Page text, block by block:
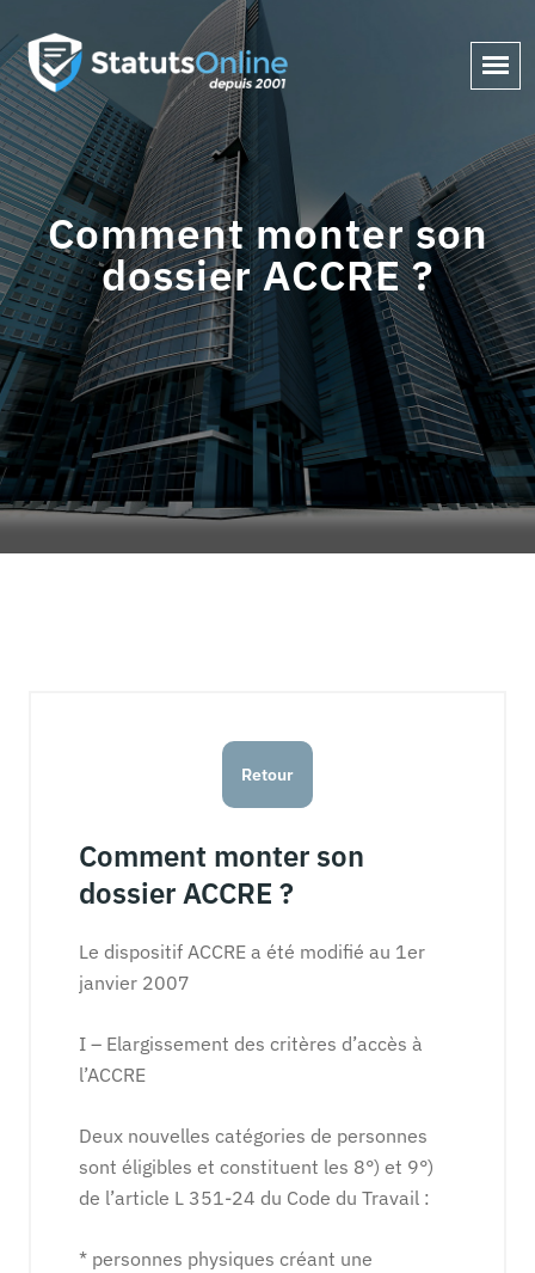
Comment monter son
dossier ACCRE ?
Retour
Comment monter son
dossier ACCRE ?
Le dispositif ACCRE a été modifié au 1er
janvier 2007
I – Elargissement des critères d’accès à
l’ACCRE
Deux nouvelles catégories de personnes
sont éligibles et constituent les 8°) et 9°)
de l’article L 351-24 du Code du Travail :
* personnes physiques créant une